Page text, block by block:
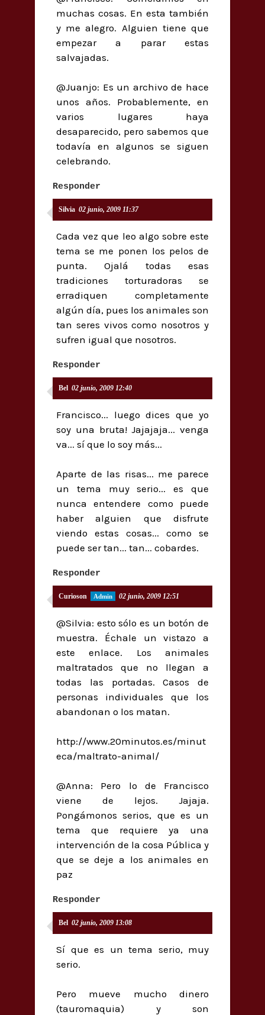
muchas cosas. En esta también
y me alegro. Alguien tiene que
empezar a parar estas
salvajadas.
@Juanjo: Es un archivo de hace
unos años. Probablemente, en
varios lugares haya
desaparecido, pero sabemos que
todavía en algunos se siguen
celebrando.
Responder
Silvia 02 junio, 2009 11:37
Cada vez que leo algo sobre este
tema se me ponen los pelos de
punta. Ojalá todas esas
tradiciones torturadoras se
erradiquen completamente
algún día, pues los animales son
tan seres vivos como nosotros y
sufren igual que nosotros.
Responder
Bel 02 junio, 2009 12:40
Francisco... luego dices que yo
soy una bruta! Jajajaja... venga
va... sí que lo soy más...
Aparte de las risas... me parece
un tema muy serio... es que
nunca entendere como puede
haber alguien que disfrute
viendo estas cosas... como se
puede ser tan... tan... cobardes.
Responder
Curioson 02 junio, 2009 12:51
@Silvia: esto sólo es un botón de
muestra. Échale un vistazo a
este enlace. Los animales
maltratados que no llegan a
todas las portadas. Casos de
personas individuales que los
abandonan o los matan.
http://www.20minutos.es/minut
eca/maltrato-animal/
@Anna: Pero lo de Francisco
viene de lejos. Jajaja.
Pongámonos serios, que es un
tema que requiere ya una
intervención de la cosa Pública y
que se deje a los animales en
paz
Responder
Bel 02 junio, 2009 13:08
Sí que es un tema serio, muy
serio.
Pero mueve mucho dinero
(tauromaquia) y son